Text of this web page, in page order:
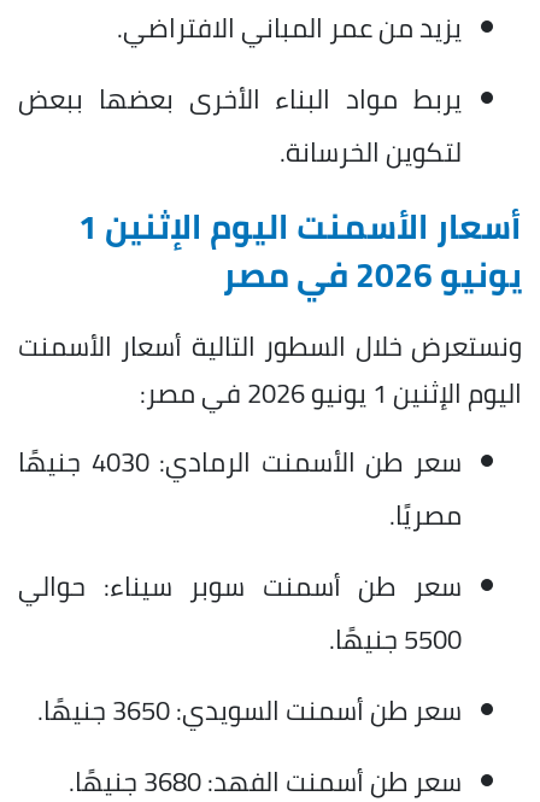
يزيد من عمر المباني الافتراضي.
يربط مواد البناء الأخرى بعضها ببعض
لتكوين الخرسانة.
أسعار الأسمنت اليوم الإثنين 1
يونيو 2026 في مصر
ونستعرض خلال السطور التالية أسعار الأسمنت
اليوم الإثنين 1 يونيو 2026 في مصر:
سعر طن الأسمنت الرمادي: 4030 جنيهًا
مصريًا.
سعر طن أسمنت سوبر سيناء: حوالي
5500 جنيهًا.
سعر طن أسمنت السويدي: 3650 جنيهًا.
سعر طن أسمنت الفهد: 3680 جنيهًا.